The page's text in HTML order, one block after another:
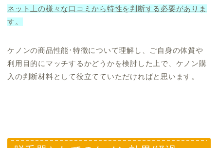
ネット上の様々な口コミから特性を判断する必要がありま
す。
ケノンの商品性能･特徴について理解し、ご自身の体質や
利用目的にマッチするかどうかを検討した上で、ケノン購
入の判断材料として役立てていただければと思います。